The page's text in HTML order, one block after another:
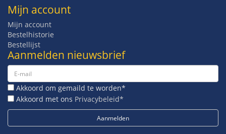
Mijn account
Mijn account
Bestelhistorie
Bestellijst
Aanmelden nieuwsbrief
Akkoord om gemaild te worden*
Akkoord met ons Privacybeleid*